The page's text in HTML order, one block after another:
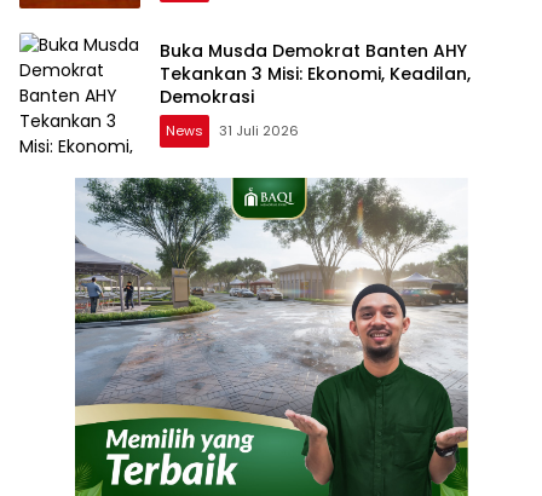
Buka Musda Demokrat Banten AHY
Tekankan 3 Misi: Ekonomi, Keadilan,
Demokrasi
News 31 Juli 2026